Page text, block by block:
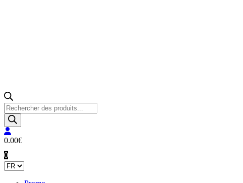
Recherche
de
produits
0.00€
0